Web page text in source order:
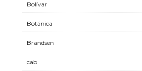
Bolívar
Botánica
Brandsen
cab